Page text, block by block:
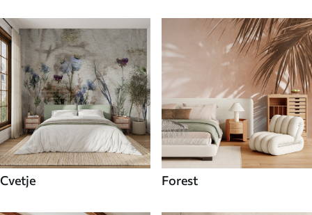
Cvetje Forest